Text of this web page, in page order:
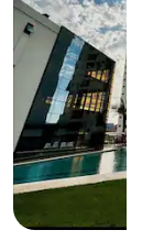
、5つ星中4.95つ